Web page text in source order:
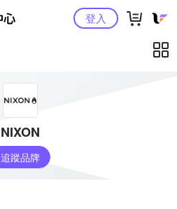
Yahoo購物中心登入
NIXON
追蹤品牌